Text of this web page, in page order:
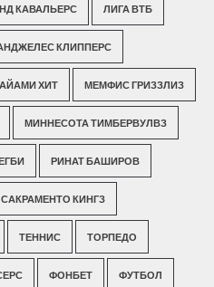
КАВАЛЬЕРС ЛИГА ВТБ
КЛИППЕРС
ХИТ МЕМФИС ГРИЗЗЛИЗ
МИННЕСОТА ТИМБЕРВУЛВЗ
РИНАТ БАШИРОВ
САКРАМЕНТО КИНГЗ
ТЕННИС ТОРПЕДО
ФОНБЕТ ФУТБОЛ